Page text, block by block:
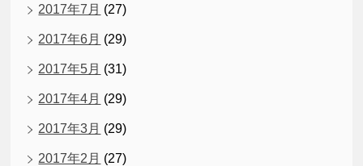
2017年7月 (27)
2017年6月 (29)
2017年5月 (31)
2017年4月 (29)
2017年3月 (29)
2017年2月 (27)